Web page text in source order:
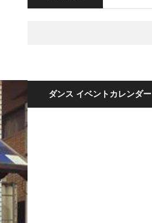
ダンス イベントカレンダー